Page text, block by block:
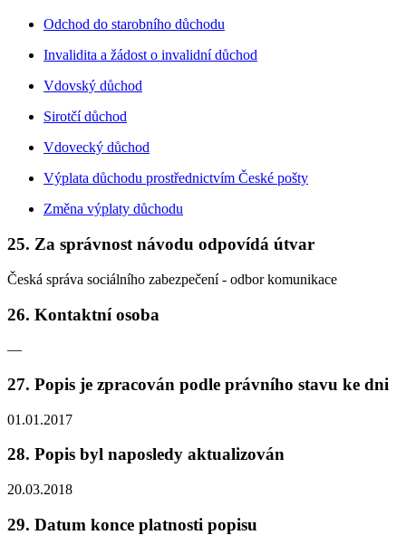
Odchod do starobního důchodu
Invalidita a žádost o invalidní důchod
Vdovský důchod
Sirotčí důchod
Vdovecký důchod
Výplata důchodu prostřednictvím České pošty
Změna výplaty důchodu
25. Za správnost návodu odpovídá útvar
Česká správa sociálního zabezpečení - odbor komunikace
26. Kontaktní osoba
—
27. Popis je zpracován podle právního stavu ke dni
01.01.2017
28. Popis byl naposledy aktualizován
20.03.2018
29. Datum konce platnosti popisu